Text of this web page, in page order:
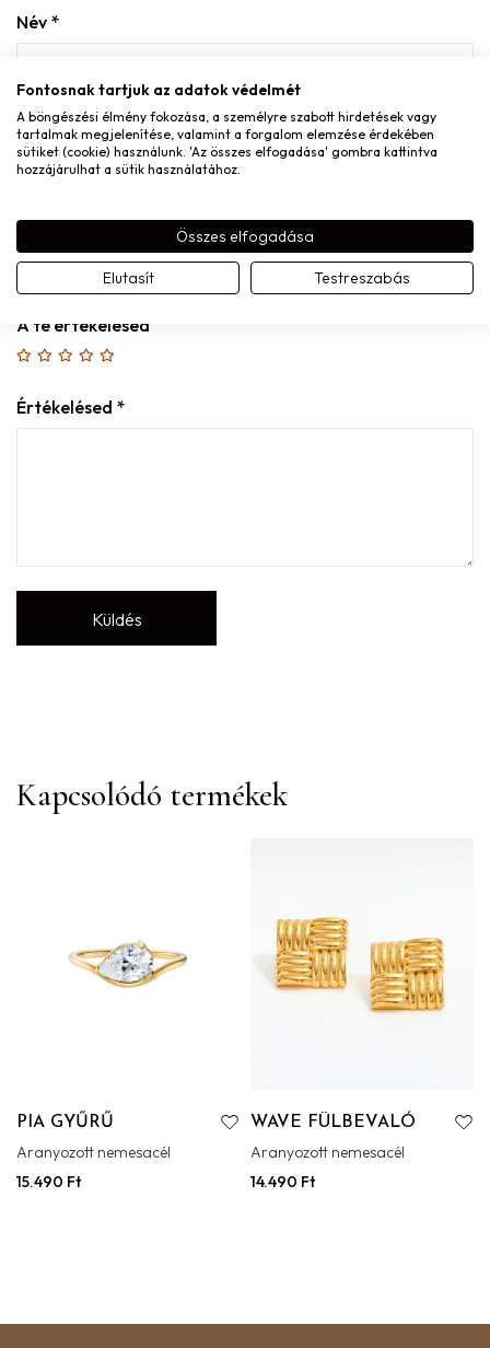
Név *
E-mail*
A nevem, e-mail címem, és weboldalcímem mentése a
böngészőben a következő hozzászólásomhoz.
A te értékelésed
Értékelésed *
Kapcsolódó termékek
PIA GYŰRŰ
Aranyozott nemesacél
15.490 Ft
WAVE FÜLBEVALÓ
Aranyozott nemesacél
14.490 Ft
Fontosnak tartjuk az adatok védelmét
A böngészési élmény fokozása, a személyre szabott hirdetések vagy
tartalmak megjelenítése, valamint a forgalom elemzése érdekében
sütiket (cookie) használunk. 'Az összes elfogadása' gombra kattintva
hozzájárulhat a sütik használatához.
Összes elfogadása
Elutasít Testreszabás